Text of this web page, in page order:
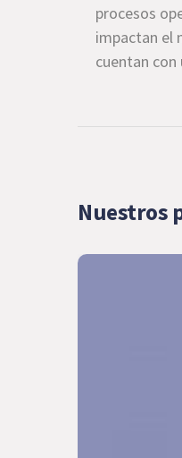
procesos
impactan el
cuentan con
Nuestros